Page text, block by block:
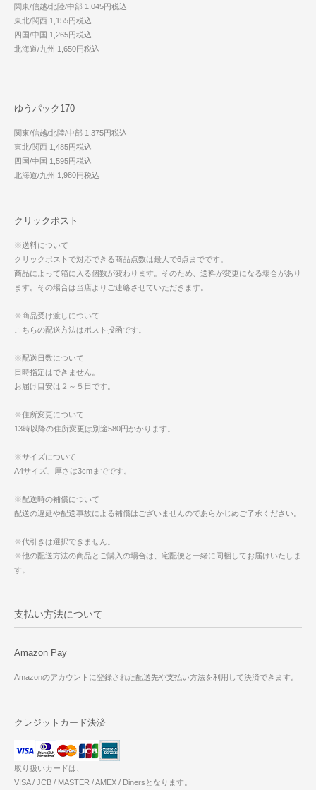
関東/信越/北陸/中部 1,045円税込
東北/関西 1,155円税込
四国/中国 1,265円税込
北海道/九州 1,650円税込
ゆうパック170
関東/信越/北陸/中部 1,375円税込
東北/関西 1,485円税込
四国/中国 1,595円税込
北海道/九州 1,980円税込
クリックポスト
※送料について
クリックポストで対応できる商品点数は最大で6点までです。
商品によって箱に入る個数が変わります。そのため、送料が変更になる場合があり
ます。その場合は当店よりご連絡させていただきます。
※商品受け渡しについて
こちらの配送方法はポスト投函です。
※配送日数について
日時指定はできません。
お届け目安は２～５日です。
※住所変更について
13時以降の住所変更は別途580円かかります。
※サイズについて
A4サイズ、厚さは3cmまでです。
※配送時の補償について
配送の遅延や配送事故による補償はございませんのであらかじめご了承ください。
※代引きは選択できません。
※他の配送方法の商品とご購入の場合は、宅配便と一緒に同梱してお届けいたしま
す。
支払い方法について
Amazon Pay
Amazonのアカウントに登録された配送先や支払い方法を利用して決済できます。
クレジットカード決済
取り扱いカードは、
VISA / JCB / MASTER / AMEX / Dinersとなります。